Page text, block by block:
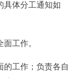
具体分工通知如
工作。
的工作；负责各自